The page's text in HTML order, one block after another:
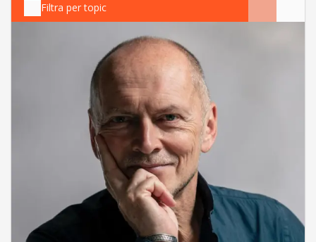
Filtra per topic